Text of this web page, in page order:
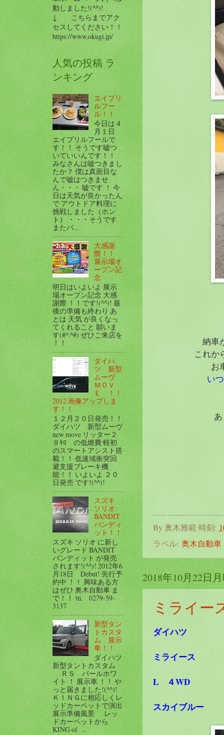
納車
これか
お
い
By奥木雅範 時刻:
ラベル: 奥木自動車
2018年10月22日
ミライー
ダイハツ
ミライース
L ４WD
スカイブルー
動しました!(^^)!
↓ こちらまでアク
セスしてください！！
https://www.okugi.jp/
人気の投稿 ラ
ンキング
エイプリ
ルフー
ル！！
今日は４
月１日
エイプリルフールで
す！！ そうです嘘つ
いていいんです！！
みなさんは嘘つきまし
たか？ 僕は真面目な
んで嘘はつきませ
ん・・・ 嘘です ！ 今
日は天気が良かったん
で アウトドア料理に
挑戦しました（ホン
ト） ・・・そうです
またパ...
大感謝
際！！
展示場オ
ープン記
念
明日はいよいよ 展示
場オープン記念 大感
謝際 ！！です!(^^)! 最
後の準備も終わり あ
とは 天気 が良くなっ
てくれること 願いま
す(#^.^#) ぜひご来店を
！！
ダイハ
ツ 新型
ムーヴ
ＭＯＶ
Ｅ ！！
2012 画像アップしま
す！！
１２月２０日発売！！
ダイハツ 新型ムーヴ
new move リッター２
９ｷﾛ の低燃費 軽初
のスマートアシスト搭
載！！ 低速域衝突回
避支援ブレーキ機
能！！ いよいよ ２０
日発売 です!(^^)!
スズキ
ソリオ
BANDIT
バンディ
ット！！
スズキ ソリオ に新し
いグレード BANDIT
バンディット が発売
されます!(^^)! 2012年6
月18日 Debut! 先行予
約中 ！！ 興味ある方
はぜひ 奥木自動車 ま
で！！ ℡ 0279-59-
3137
新型タン
トカスタ
ム 展示
車！！
ダイハツ
新型タントカスタム
ＲＳ パールホワ
イト ！ 展示車 ！！ や
っと届きました!(^^)!
ＫＩＮＧに相応しくレ
ッドカーペットで演出
展示準備風景 レッ
ドカーペットから
KING of ...